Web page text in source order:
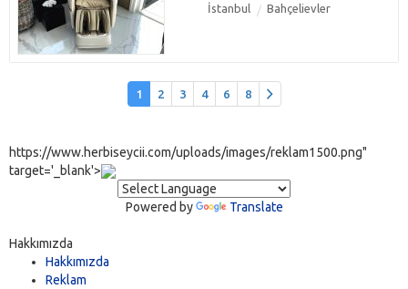
İstanbul Bahçelievler
1 2 3 4 6 8
https://www.herbiseycii.com/uploads/images/reklam1500.png"
target='_blank'>
Powered by Translate
Hakkımızda
Hakkımızda
Reklam